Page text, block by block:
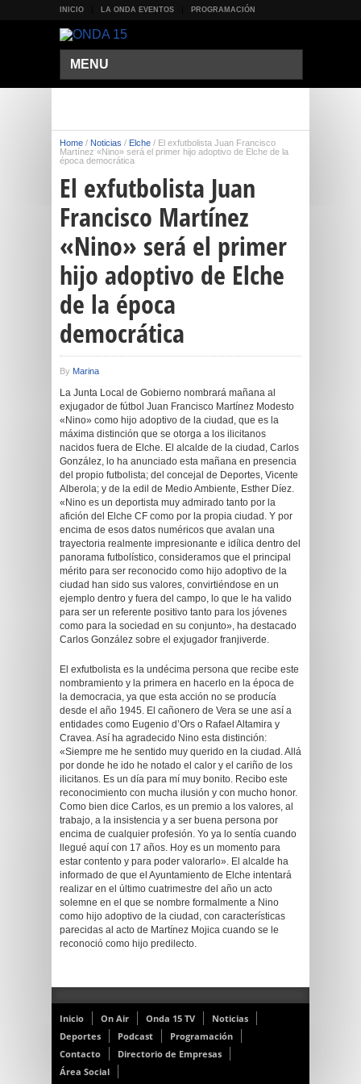
INICIO LA ONDA EVENTOS PROGRAMACIÓN
MENU
Home / Noticias / Elche / El exfutbolista Juan Francisco
Martínez «Nino» será el primer hijo adoptivo de Elche de la
época democrática
El exfutbolista Juan
Francisco Martínez
«Nino» será el primer
hijo adoptivo de Elche
de la época
democrática
By Marina
La Junta Local de Gobierno nombrará mañana al
exjugador de fútbol Juan Francisco Martínez Modesto
«Nino» como hijo adoptivo de la ciudad, que es la
máxima distinción que se otorga a los ilicitanos
nacidos fuera de Elche. El alcalde de la ciudad, Carlos
González, lo ha anunciado esta mañana en presencia
del propio futbolista; del concejal de Deportes, Vicente
Alberola; y de la edil de Medio Ambiente, Esther Díez.
«Nino es un deportista muy admirado tanto por la
afición del Elche CF como por la propia ciudad. Y por
encima de esos datos numéricos que avalan una
trayectoria realmente impresionante e idílica dentro del
panorama futbolístico, consideramos que el principal
mérito para ser reconocido como hijo adoptivo de la
ciudad han sido sus valores, convirtiéndose en un
ejemplo dentro y fuera del campo, lo que le ha valido
para ser un referente positivo tanto para los jóvenes
como para la sociedad en su conjunto», ha destacado
Carlos González sobre el exjugador franjiverde.
El exfutbolista es la undécima persona que recibe este
nombramiento y la primera en hacerlo en la época de
la democracia, ya que esta acción no se producía
desde el año 1945. El cañonero de Vera se une así a
entidades como Eugenio d’Ors o Rafael Altamira y
Cravea. Así ha agradecido Nino esta distinción:
«Siempre me he sentido muy querido en la ciudad. Allá
por donde he ido he notado el calor y el cariño de los
ilicitanos. Es un día para mí muy bonito. Recibo este
reconocimiento con mucha ilusión y con mucho honor.
Como bien dice Carlos, es un premio a los valores, al
trabajo, a la insistencia y a ser buena persona por
encima de cualquier profesión. Yo ya lo sentía cuando
llegué aquí con 17 años. Hoy es un momento para
estar contento y para poder valorarlo». El alcalde ha
informado de que el Ayuntamiento de Elche intentará
realizar en el último cuatrimestre del año un acto
solemne en el que se nombre formalmente a Nino
como hijo adoptivo de la ciudad, con características
parecidas al acto de Martínez Mojica cuando se le
reconoció como hijo predilecto.
Inicio On Air Onda 15 TV
Noticias
Deportes
Podcast
Programación
Contacto
Directorio de Empresas
Área Social